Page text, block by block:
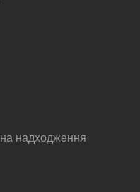
надходження